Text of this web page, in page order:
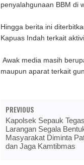
penyalahgunaan BBM di
Hingga berita ini
Kapuas Indah terkait
Awak media masih
maupun aparat terkait
PREVIOUS
Kapolsek Sepauk
Larangan Segala
Masyarakat Diminta
dan Jaga Kamtibmas